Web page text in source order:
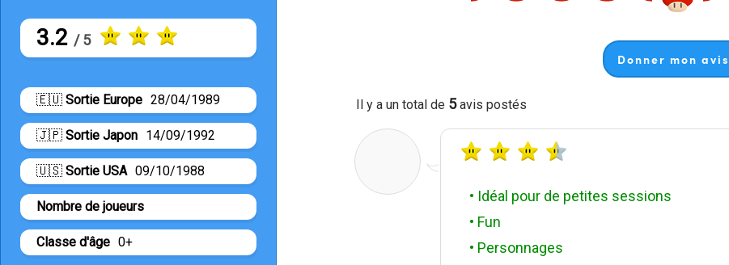
3.2 / 5
🇪🇺 Sortie Europe 28/04/1989
🇯🇵 Sortie Japon 14/09/1992
🇺🇸 Sortie USA 09/10/1988
Nombre de joueurs
Classe d'âge 0+
Donner mon
Il y a un total de 5avis postés
• Idéal pour de petites sessions
• Fun
• Personnages